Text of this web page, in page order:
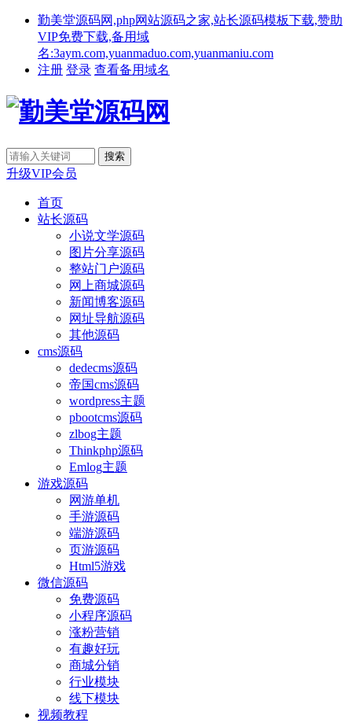
勤美堂源码网,php网站源码之家,站长源码模板下载,赞助
VIP免费下载,备用域
名:3aym.com,yuanmaduo.com,yuanmaniu.com
注册 登录 查看备用域名
升级VIP会员
首页
站长源码
小说文学源码
图片分享源码
整站门户源码
网上商城源码
新闻博客源码
网址导航源码
其他源码
cms源码
dedecms源码
帝国cms源码
wordpress主题
pbootcms源码
zlbog主题
Thinkphp源码
Emlog主题
游戏源码
网游单机
手游源码
端游源码
页游源码
Html5游戏
微信源码
免费源码
小程序源码
涨粉营销
有趣好玩
商城分销
行业模块
线下模块
视频教程